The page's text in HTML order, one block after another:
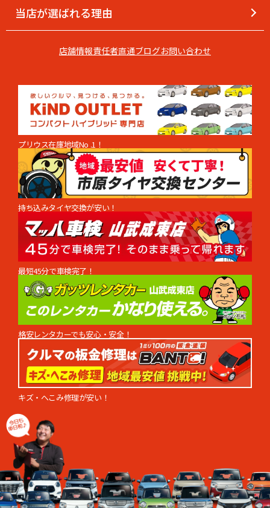
当店が選ばれる理由
店舗情報責任者直通ブログお問い合わせ
プリウス在庫地域No .1！
持ち込みタイヤ交換が安い！
最短45分で車検完了！
格安レンタカーでも安心・安全！
キズ・へこみ修理が安い！